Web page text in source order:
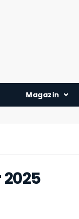
Magazin
2025